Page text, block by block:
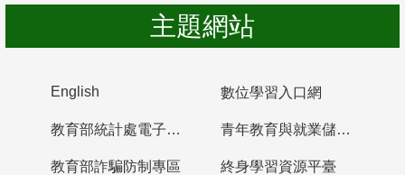
主題網站
English 數位學習入口網
教育部統計處電子書櫃 青年教育與就業儲蓄帳戶
教育部詐騙防制專區 終身學習資源平臺